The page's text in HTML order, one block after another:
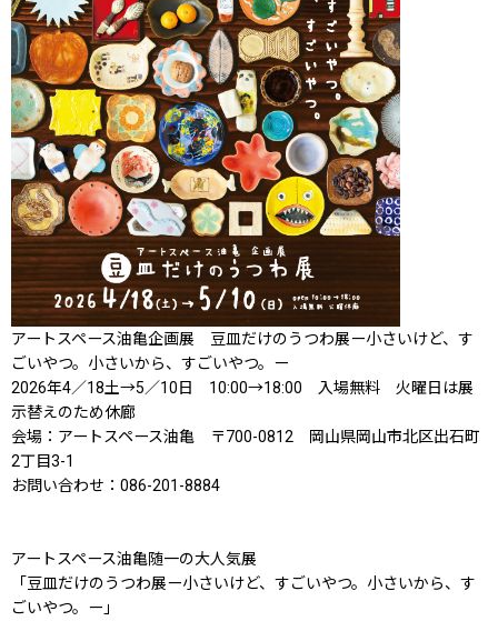
アートスペース油亀企画展 ​​豆皿だけのうつわ展ー小さいけど、す
ごいやつ。小さいから、すごいやつ。ー
2026年4／18土→5／10日 10:00→18:00 入場無料 火曜日は展
示替えのため休廊
会場：アートスペース油亀 〒700-0812 岡山県岡山市北区出石町
2丁目3-1
お問い合わせ：086-201-8884
アートスペース油亀随一の大人気展
「豆皿だけのうつわ展ー小さいけど、すごいやつ。小さいから、す
ごいやつ。ー」